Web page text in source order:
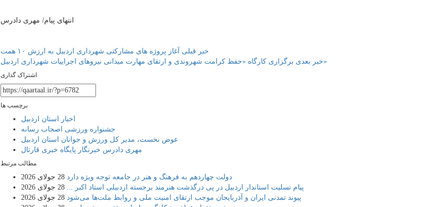
انتهای پیام/ مهری دادرس
راهبری
نوشته
خبر قبلی آغاز پروژه های مشارکتی شهرداری اردبیل به ارزش ۱۰ همت
خبر بعدیبرگزاری کارگاه «حفظ کرامت شهروندی و ارتقای مهارت میدانی نیروهای اجراییات شهرداری اردبیل»
اشتراک گذاری
برچسب ها
اخبار استان اردبیل
جشنواره ورزشی اصحاب رسانه
عوض نخست، مدیر کل ورزش و جوانان استان اردبیل
مهری دادرس خبرنگار پایگاه خبری قارتال
مطالب مرتبط
دولت چهاردهم به فرهنگ و هنر در جامعه توجه ویژه دارد 28 جولای 2026
پیام تسلیت استاندار اردبیل در پی درگذشت هنرمند برجسته اردبیلی استاد اکبر ... 28 جولای 2026
پیوند تمدنی ایران و آذربایجان موجب ارتقای امنیت ملی و روابط ملت‌ها می‌شود 28 جولای 2026